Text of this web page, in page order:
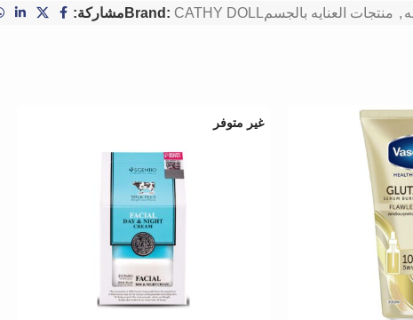
, منتجات العنايه بالجسم Brand: CATHY DOLL مشاركة:
غير متوفر